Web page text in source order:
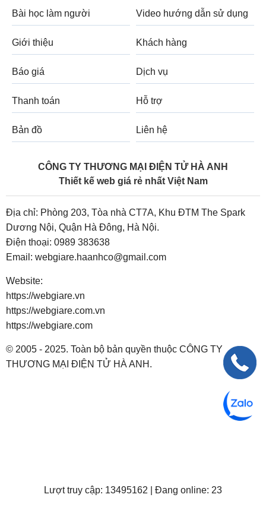
Bài học làm người Video hướng dẫn sử dụng
Giới thiệu Khách hàng
Báo giá Dịch vụ
Thanh toán Hỗ trợ
Bản đồ Liên hệ
CÔNG TY THƯƠNG MẠI ĐIỆN TỬ HÀ ANH
Thiết kế web giá rẻ nhất Việt Nam
Địa chỉ: Phòng 203, Tòa nhà CT7A, Khu ĐTM The Spark
Dương Nội, Quận Hà Đông, Hà Nội.
Điện thoại: 0989 383638
Email: webgiare.haanhco@gmail.com
Website:
https://webgiare.vn
https://webgiare.com.vn
https://webgiare.com
© 2005 - 2025. Toàn bộ bản quyền thuộc CÔNG TY
THƯƠNG MẠI ĐIỆN TỬ HÀ ANH.
Lượt truy cập: 13495162 | Đang online: 23